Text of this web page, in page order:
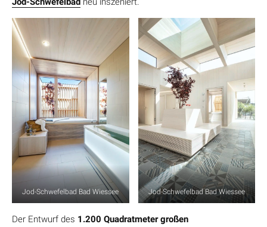
Jod-Schwefelbad Bad Wiessee Jod-Schwefelbad Bad Wiessee
Der Entwurf des 1.200 Quadratmeter großen